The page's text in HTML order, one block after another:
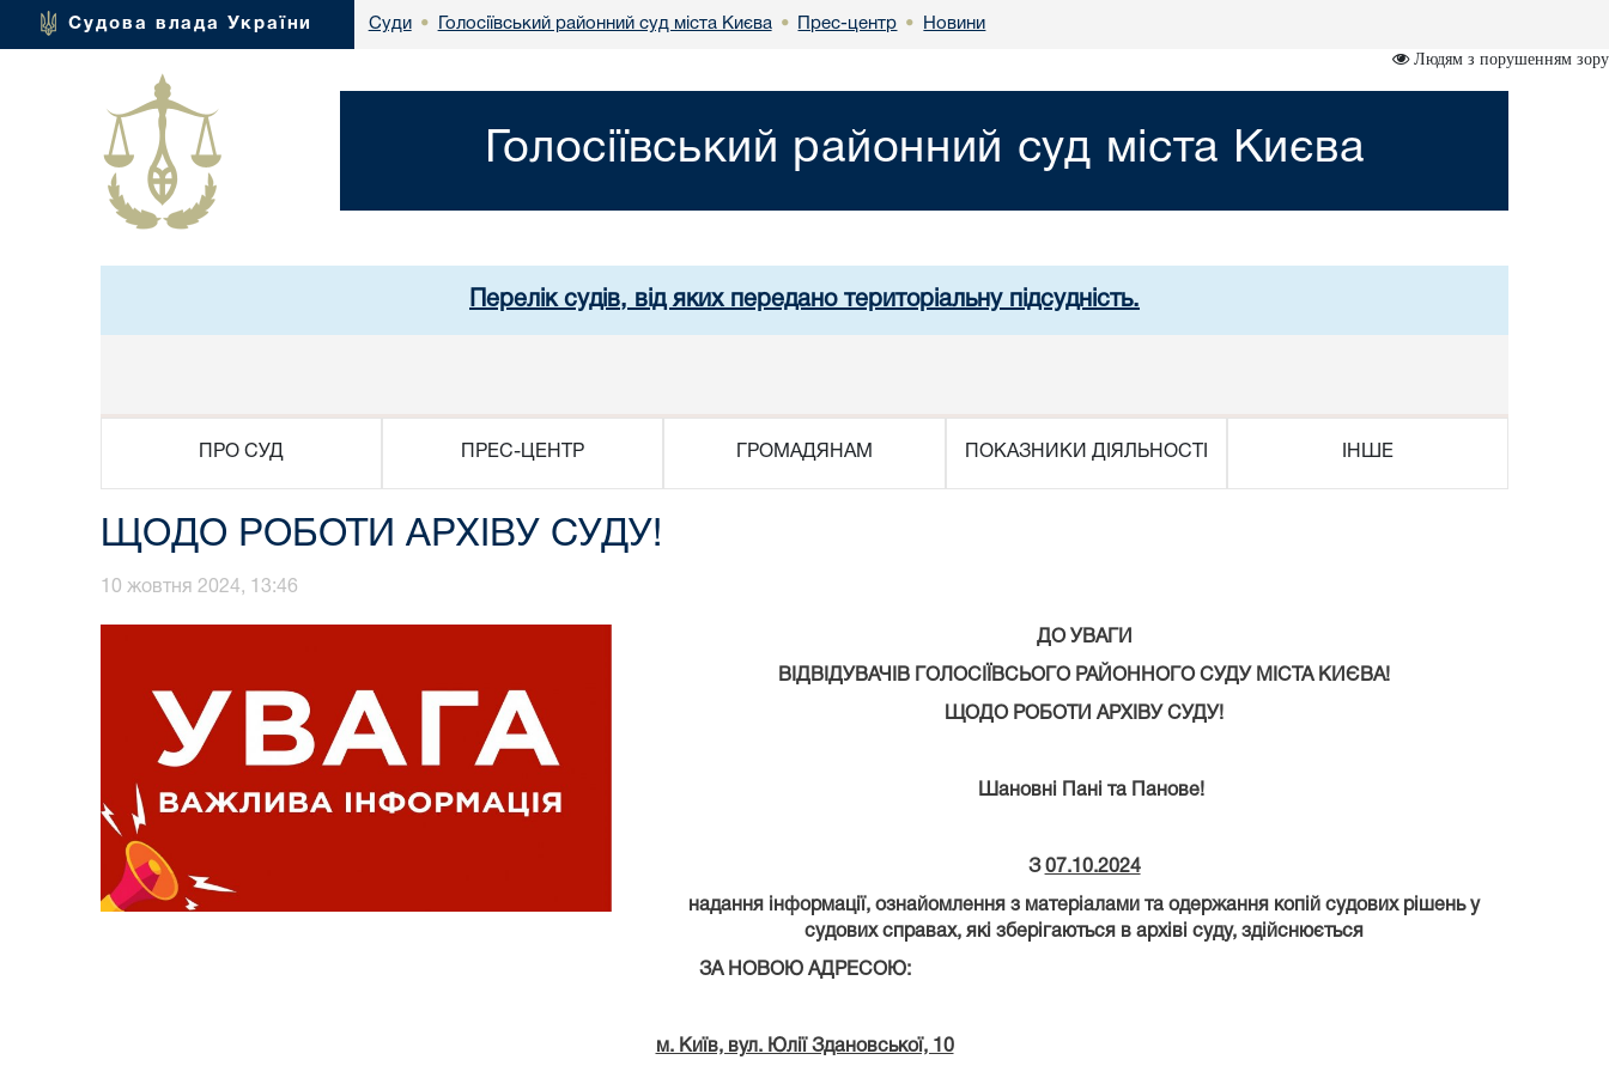
Судова влада України Суди • Голосіївський районний суд міста Києва • Прес-центр • Новини
Людям з порушенням зору
Голосіївський районний суд міста Києва
Перелік судів, від яких передано територіальну підсудність.
ПРО СУД ПРЕС-ЦЕНТР ГРОМАДЯНАМ ПОКАЗНИКИ ДІЯЛЬНОСТІ ІНШЕ
ЩОДО РОБОТИ АРХІВУ СУДУ!
10 жовтня 2024, 13:46
ДО УВАГИ
ВІДВІДУВАЧІВ ГОЛОСІЇВСЬОГО РАЙОННОГО СУДУ МІСТА КИЄВА!
ЩОДО РОБОТИ АРХІВУ СУДУ!
Шановні Пані та Панове!
З 07.10.2024
надання інформації, ознайомлення з матеріалами та одержання копій судових рішень у
судових справах, які зберігаються в архіві суду, здійснюється
ЗА НОВОЮ АДРЕСОЮ:
м. Київ, вул. Юлії Здановської, 10